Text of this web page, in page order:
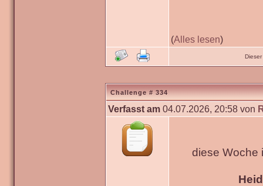
(Alles lesen)
Challenge # 334
Verfasst am 04.07.2026, 20:58 von
diese Woche